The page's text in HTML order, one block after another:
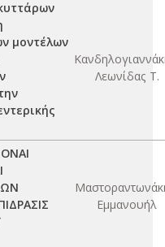
μοντέλων
Λεωνίδας Τ.
Εμμανουήλ